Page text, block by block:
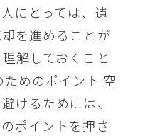
にとっては、遺
を進めることが
解しておくこと
めのポイント 空
けるためには、
ポイントを押さ